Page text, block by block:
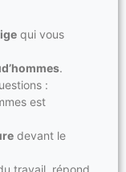
qui vous
.
:
est
devant le